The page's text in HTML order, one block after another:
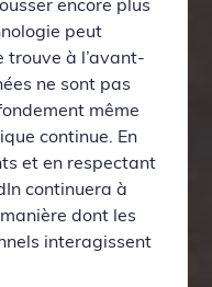
encore plus
peut
trouve à l’avant-
ne sont pas
même
continue. En
et en respectant
continuera à
dont les
interagissent